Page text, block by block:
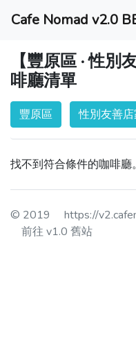
Cafe Nomad v2.0
【豐原區 · 性
啡廳清單
豐原區 性別友善店
找不到符合條件的咖啡廳。
© 2019 https://
前往 v1.0 舊站